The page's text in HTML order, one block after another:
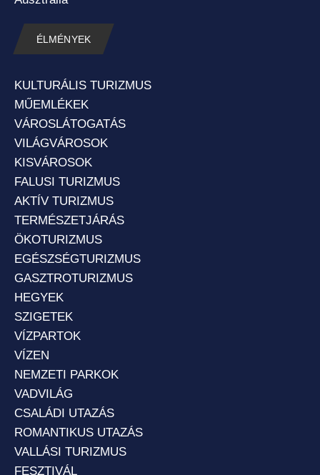
ÉLMÉNYEK
KULTURÁLIS TURIZMUS
MŰEMLÉKEK
VÁROSLÁTOGATÁS
VILÁGVÁROSOK
KISVÁROSOK
FALUSI TURIZMUS
AKTÍV TURIZMUS
TERMÉSZETJÁRÁS
ÖKOTURIZMUS
EGÉSZSÉGTURIZMUS
GASZTROTURIZMUS
HEGYEK
SZIGETEK
VÍZPARTOK
VÍZEN
NEMZETI PARKOK
VADVILÁG
CSALÁDI UTAZÁS
ROMANTIKUS UTAZÁS
VALLÁSI TURIZMUS
FESZTIVÁL